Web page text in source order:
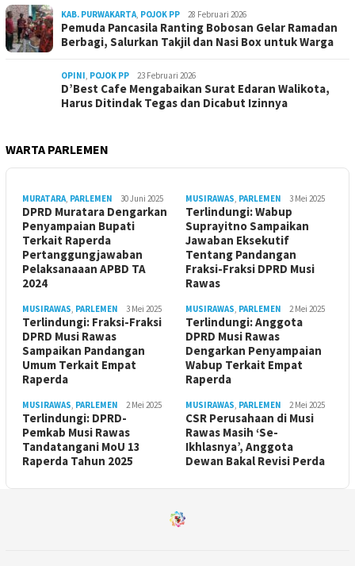
KAB. PURWAKARTA POJOK PP 28 Februari 2026
Pemuda Pancasila Ranting Bobosan Gelar Ramadan
Berbagi, Salurkan Takjil dan Nasi Box untuk Warga
OPINI POJOK PP 23 Februari 2026
D’Best Cafe Mengabaikan Surat Edaran Walikota,
Harus Ditindak Tegas dan Dicabut Izinnya
WARTA PARLEMEN
MURATARA PARLEMEN 30 Juni 2025
DPRD Muratara Dengarkan
Penyampaian Bupati
Terkait Raperda
Pertanggungjawaban
Pelaksanaaan APBD TA
2024
MUSIRAWAS PARLEMEN 3 Mei 2025
Terlindungi: Wabup
Suprayitno Sampaikan
Jawaban Eksekutif
Tentang Pandangan
Fraksi-Fraksi DPRD Musi
Rawas
MUSIRAWAS PARLEMEN 3 Mei 2025
Terlindungi: Fraksi-Fraksi
DPRD Musi Rawas
Sampaikan Pandangan
Umum Terkait Empat
Raperda
MUSIRAWAS PARLEMEN 2 Mei 2025
Terlindungi: Anggota
DPRD Musi Rawas
Dengarkan Penyampaian
Wabup Terkait Empat
Raperda
MUSIRAWAS PARLEMEN 2 Mei 2025
Terlindungi: DPRD-
Pemkab Musi Rawas
Tandatangani MoU 13
Raperda Tahun 2025
MUSIRAWAS PARLEMEN 2 Mei 2025
CSR Perusahaan di Musi
Rawas Masih ‘Se-
Ikhlasnya’, Anggota
Dewan Bakal Revisi Perda ‎